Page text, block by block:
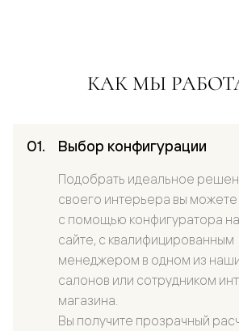
КАК МЫ
Выбор конфигурации
Подобрать идеальное
своего интерьера вы можете
с помощью конфигуратора
сайте, с квалифицированным
менеджером в одном из
салонов или сотрудником
магазина.
Вы получите прозрачный